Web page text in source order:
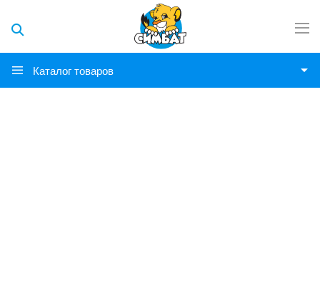
Каталог товаров